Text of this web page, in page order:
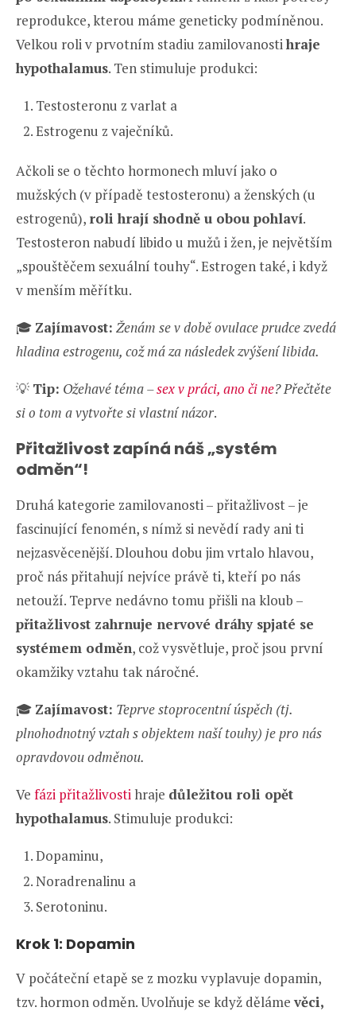
reprodukce, kterou máme geneticky podmíněnou.
Velkou roli v prvotním stadiu zamilovanostihraje
hypothalamus. Ten stimuluje produkci:
Testosteronu z varlat a
Estrogenu z vaječníků.
Ačkoli se o těchto hormonech mluví jako o
mužských (v případě testosteronu) a ženských (u
estrogenů), roli hrají shodně u obou pohlaví.
Testosteron nabudí libido u mužů i žen, je největším
„spouštěčem sexuální touhy“. Estrogen také, i když
v menším měřítku.
🎓 Zajímavost: Ženám se v době ovulace prudce zvedá
hladina estrogenu, což má za následek zvýšení libida.
💡 Tip: Ožehavé téma –sex v práci, ano či ne? Přečtěte
si o tom a vytvořte si vlastní názor.
Přitažlivost zapíná náš „systém
odměn“!
Druhá kategorie zamilovanosti – přitažlivost – je
fascinující fenomén, s nímž si nevědí rady ani ti
nejzasvěcenější. Dlouhou dobu jim vrtalo hlavou,
proč nás přitahují nejvíce právě ti, kteří po nás
netouží. Teprve nedávno tomu přišli na kloub –
přitažlivost zahrnuje nervové dráhy spjaté se
systémem odměn, což vysvětluje, proč jsou první
okamžiky vztahu tak náročné.
🎓 Zajímavost: Teprve stoprocentní úspěch (tj.
plnohodnotný vztah s objektem naší touhy) je pro nás
opravdovou odměnou.
Ve fázi přitažlivosti hraje důležitou roli opět
hypothalamus. Stimuluje produkci:
Dopaminu,
Noradrenalinu a
Serotoninu.
Krok 1: Dopamin
V počáteční etapě se z mozku vyplavuje dopamin,
tzv. hormon odměn. Uvolňuje se když děláme věci,